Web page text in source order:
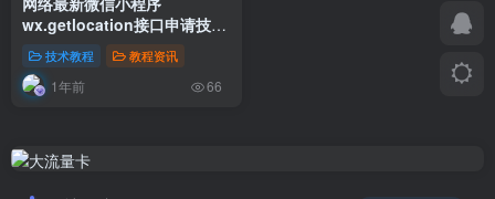
wx.getlocation接口申请技巧
教程技术教程 教程资讯
1年前 66